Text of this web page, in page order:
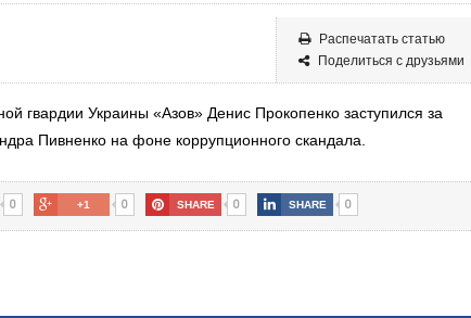
Распечатать статью
Поделиться с друзьями
гвардии Украины «Азов» Денис Прокопенко заступился за
Пивненко на фоне коррупционного скандала.
0 +1 0 SHARE 0 SHARE 0